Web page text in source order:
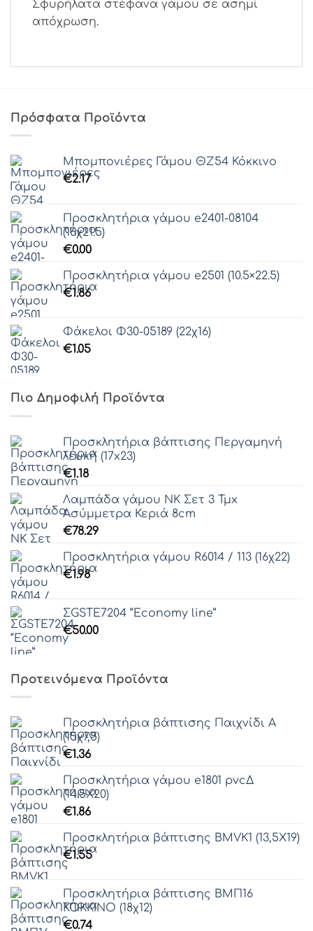
Σφυρήλατα στέφανα γάμου σε ασημί
απόχρωση.
Πρόσφατα Προϊόντα
Μπομπονιέρες Γάμου ΘZ54 Κόκκινο
€2.17
Προσκλητήρια γάμου e2401-08104
(16χ21.5)
€0.00
Προσκλητήρια γάμου e2501 (10.5×22.5)
€1.86
Φάκελοι Φ30-05189 (22χ16)
€1.05
Πιο Δημοφιλή Προϊόντα
Προσκλητήρια βάπτισης Περγαμηνή
λευκή (17x23)
€1.18
Λαμπάδα γάμου ΝΚ Σετ 3 Τμx
Ασύμμετρα Κεριά 8cm
€78.29
Προσκλητήρια γάμου R6014 / 113 (16χ22)
€1.98
ΣGSTE7204 “Economy line”
€50.00
Προτεινόμενα Προϊόντα
Προσκλητήρια βάπτισης Παιχνίδι Α
(15χ7,5)
€1.36
Προσκλητήρια γάμου e1801 pvcΔ
(14.5Χ20)
€1.86
Προσκλητήρια βάπτισης ΒΜVΚ1 (13,5Χ19)
€1.55
Προσκλητήρια βάπτισης ΒΜΠ16
ΚΟΚΚΙΝΟ (18χ12)
€0.74